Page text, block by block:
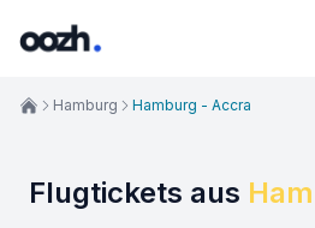
Flugtickets aus
Hamburg Hamburg - Accra